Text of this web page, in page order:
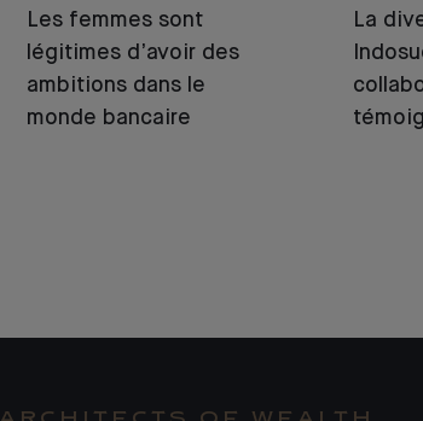
Les femmes sont
légitimes d’avoir des
ambitions dans le
monde bancaire
La